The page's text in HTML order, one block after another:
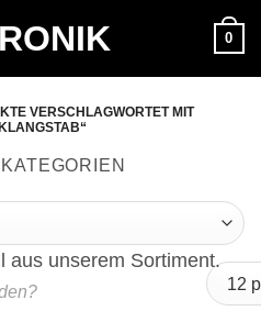
0
VERSCHLAGWORTET MIT